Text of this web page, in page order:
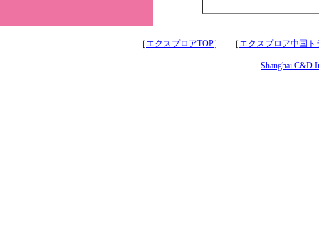
［エクスプロアTOP］ ［エクスプロア中国ト
Shanghai C&D